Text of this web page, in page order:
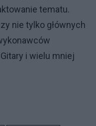
tematu.
nie tylko głównych
i wielu mniej